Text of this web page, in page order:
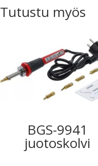
Tutustu myös
BGS-9941
juotoskolvi